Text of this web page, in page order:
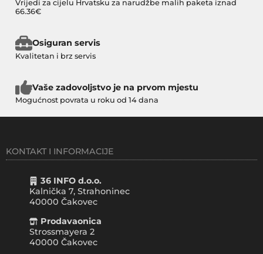
Vrijedi za cijelu Hrvatsku za narudžbe malih paketa iznad
66.36€
Osiguran servis
Kvalitetan i brz servis
Vaše zadovoljstvo je na prvom mjestu
Mogućnost povrata u roku od 14 dana
KONTAKT I INFORMACIJE
36 INFO d.o.o.
Kalnička 7, Strahoninec
40000 Čakovec
Prodavaonica
Strossmayera 2
40000 Čakovec